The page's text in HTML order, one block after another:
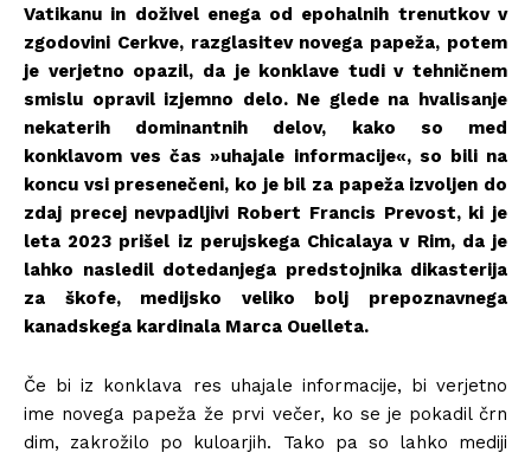
Vatikanu in doživel enega od epohalnih trenutkov v
zgodovini Cerkve, razglasitev novega papeža, potem
je verjetno opazil, da je konklave tudi v tehničnem
smislu opravil izjemno delo. Ne glede na hvalisanje
nekaterih dominantnih delov, kako so med
konklavom ves čas »uhajale informacije«, so bili na
koncu vsi presenečeni, ko je bil za papeža izvoljen do
zdaj precej nevpadljivi Robert Francis Prevost, ki je
leta 2023 prišel iz perujskega Chicalaya v Rim, da je
lahko nasledil dotedanjega predstojnika dikasterija
za škofe, medijsko veliko bolj prepoznavnega
kanadskega kardinala Marca Ouelleta.
Če bi iz konklava res uhajale informacije, bi verjetno
ime novega papeža že prvi večer, ko se je pokadil črn
dim, zakrožilo po kuloarjih. Tako pa so lahko mediji